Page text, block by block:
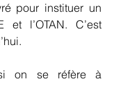
pour instituer un
et l’OTAN. C’est
si on se réfère à